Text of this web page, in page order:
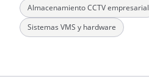
Almacenamiento CCTV empresarial
Sistemas VMS y hardware